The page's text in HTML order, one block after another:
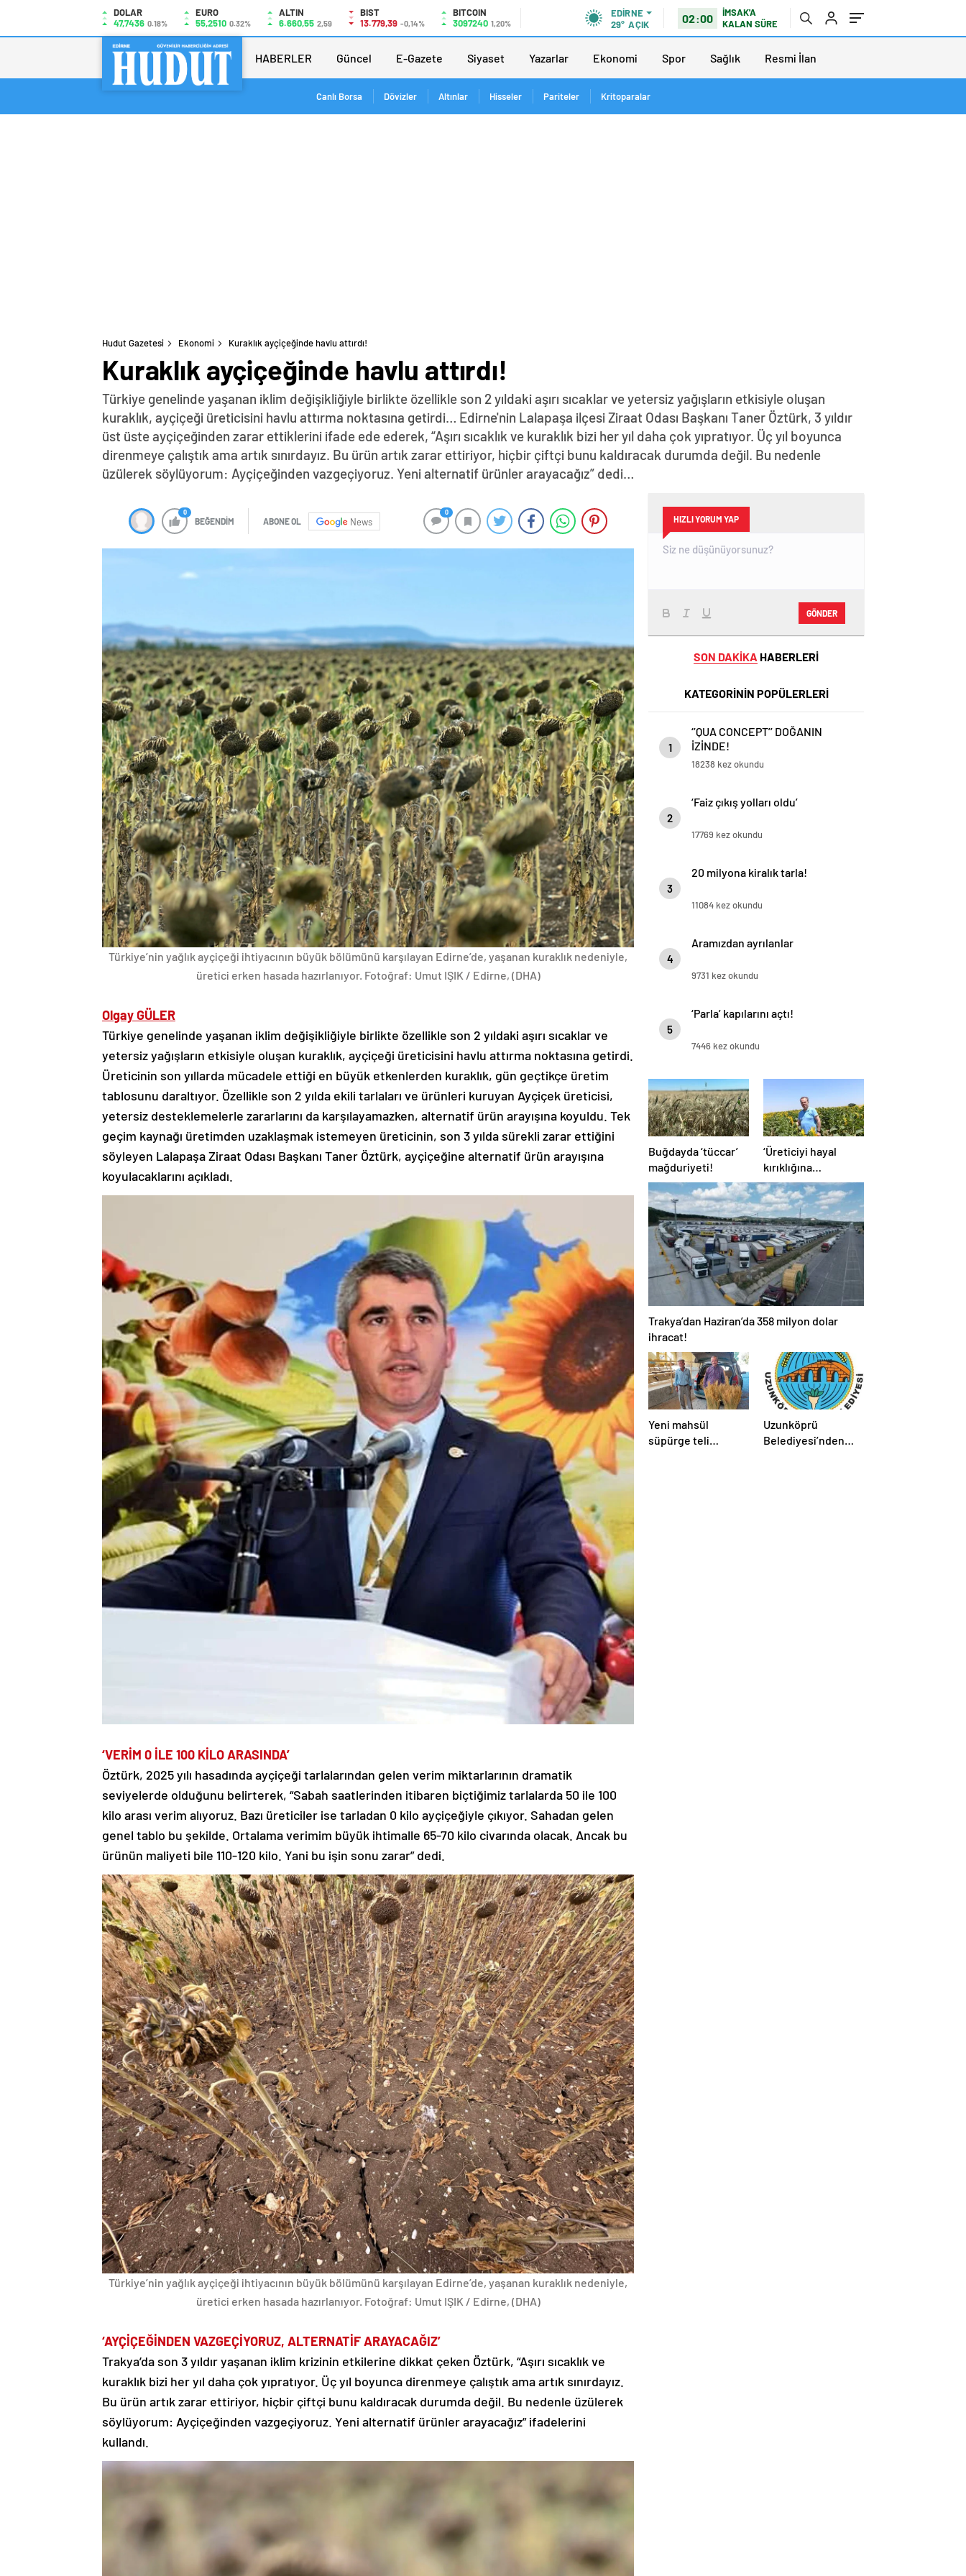
DOLAR
47,7436 0.18%
EURO
55,2510 0.32%
ALTIN
6.660,55 2,59
BIST
13.779,39 -0,14%
BITCOIN
3097240 1,20%
EDIRNE
29° AÇIK 02:00
İMSAK'A
KALAN SÜRE
HABERLER Güncel E-Gazete Siyaset Yazarlar Ekonomi Spor Sağlık Resmi İlan
Canlı Borsa Dövizler Altınlar Hisseler Pariteler Kritoparalar
Hudut Gazetesi Ekonomi Kuraklık ayçiçeğinde havlu attırdı!
Kuraklık ayçiçeğinde havlu attırdı!
Türkiye genelinde yaşanan iklim değişikliğiyle birlikte özellikle son 2 yıldaki aşırı sıcaklar ve yetersiz yağışların etkisiyle oluşan
kuraklık, ayçiçeği üreticisini havlu attırma noktasına getirdi… Edirne'nin Lalapaşa ilçesi Ziraat Odası Başkanı Taner Öztürk, 3 yıldır
üst üste ayçiçeğinden zarar ettiklerini ifade ede ederek, “Aşırı sıcaklık ve kuraklık bizi her yıl daha çok yıpratıyor. Üç yıl boyunca
direnmeye çalıştık ama artık sınırdayız. Bu ürün artık zarar ettiriyor, hiçbir çiftçi bunu kaldıracak durumda değil. Bu nedenle
üzülerek söylüyorum: Ayçiçeğinden vazgeçiyoruz. Yeni alternatif ürünler arayacağız” dedi…
0
BEĞENDİM ABONE OL News
0
Türkiye’nin yağlık ayçiçeği ihtiyacının büyük bölümünü karşılayan Edirne’de, yaşanan kuraklık nedeniyle,
üretici erken hasada hazırlanıyor. Fotoğraf: Umut IŞIK / Edirne, (DHA)
Olgay GÜLER
Türkiye genelinde yaşanan iklim değişikliğiyle birlikte özellikle son 2 yıldaki aşırı sıcaklar ve
yetersiz yağışların etkisiyle oluşan kuraklık, ayçiçeği üreticisini havlu attırma noktasına getirdi.
Üreticinin son yıllarda mücadele ettiği en büyük etkenlerden kuraklık, gün geçtikçe üretim
tablosunu daraltıyor. Özellikle son 2 yılda ekili tarlaları ve ürünleri kuruyan Ayçiçek üreticisi,
yetersiz desteklemelerle zararlarını da karşılayamazken, alternatif ürün arayışına koyuldu. Tek
geçim kaynağı üretimden uzaklaşmak istemeyen üreticinin, son 3 yılda sürekli zarar ettiğini
söyleyen Lalapaşa Ziraat Odası Başkanı Taner Öztürk, ayçiçeğine alternatif ürün arayışına
koyulacaklarını açıkladı.
‘VERİM 0 İLE 100 KİLO ARASINDA’
Öztürk, 2025 yılı hasadında ayçiçeği tarlalarından gelen verim miktarlarının dramatik
seviyelerde olduğunu belirterek, “Sabah saatlerinden itibaren biçtiğimiz tarlalarda 50 ile 100
kilo arası verim alıyoruz. Bazı üreticiler ise tarladan 0 kilo ayçiçeğiyle çıkıyor. Sahadan gelen
genel tablo bu şekilde. Ortalama verimim büyük ihtimalle 65-70 kilo civarında olacak. Ancak bu
ürünün maliyeti bile 110-120 kilo. Yani bu işin sonu zarar” dedi.
Türkiye’nin yağlık ayçiçeği ihtiyacının büyük bölümünü karşılayan Edirne’de, yaşanan kuraklık nedeniyle,
üretici erken hasada hazırlanıyor. Fotoğraf: Umut IŞIK / Edirne, (DHA)
‘AYÇİÇEĞİNDEN VAZGEÇİYORUZ, ALTERNATİF ARAYACAĞIZ’
Trakya’da son 3 yıldır yaşanan iklim krizinin etkilerine dikkat çeken Öztürk, “Aşırı sıcaklık ve
kuraklık bizi her yıl daha çok yıpratıyor. Üç yıl boyunca direnmeye çalıştık ama artık sınırdayız.
Bu ürün artık zarar ettiriyor, hiçbir çiftçi bunu kaldıracak durumda değil. Bu nedenle üzülerek
söylüyorum: Ayçiçeğinden vazgeçiyoruz. Yeni alternatif ürünler arayacağız” ifadelerini
kullandı.
HIZLI YORUM YAP
GÖNDER
SON DAKİKA HABERLERİ
KATEGORİNİN POPÜLERLERİ
1
‘’QUA CONCEPT’’ DOĞANIN
İZİNDE!
18238 kez okundu
2
‘Faiz çıkış yolları oldu’
17769 kez okundu
3
20 milyona kiralık tarla!
11084 kez okundu
4
Aramızdan ayrılanlar
9731 kez okundu
5
‘Parla’ kapılarını açtı!
7446 kez okundu
Buğdayda ‘tüccar’
mağduriyeti!
‘Üreticiyi hayal
kırıklığına
uğratmayın’
Trakya’dan Haziran’da 358 milyon dolar
ihracat!
Yeni mahsül
süpürge teli
Uzunköprü
Belediyesi’nden